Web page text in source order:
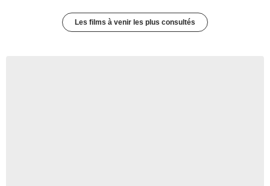
Les films à venir les plus consultés